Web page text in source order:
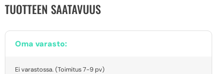
TUOTTEEN SAATAVUUS
Oma varasto:
Ei varastossa. (Toimitus 7-9 pv)